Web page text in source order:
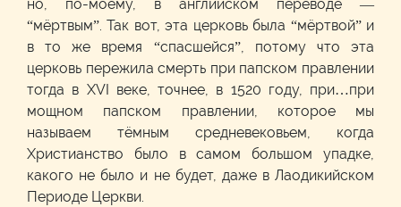
но, по-моему, в английском переводе —
“мёртвым”. Так вот, эта церковь была “мёртвой” и
в то же время “спасшейся”, потому что эта
церковь пережила смерть при папском правлении
тогда в XVI веке, точнее, в 1520 году, при…при
мощном папском правлении, которое мы
называем тёмным средневековьем, когда
Христианство было в самом большом упадке,
какого не было и не будет, даже в Лаодикийском
Периоде Церкви.